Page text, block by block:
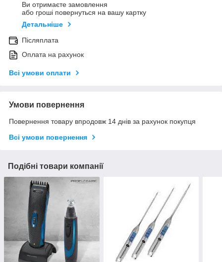
Ви отримаєте замовлення
або гроші повернуться на вашу картку
Детальніше
Післяплата
Оплата на рахунок
Всі умови оплати
Умови повернення
Повернення товару впродовж 14 днів за рахунок покупця
Всі умови повернення
Подібні товари компанії